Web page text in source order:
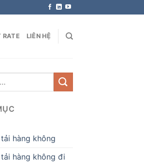
RATE LIÊN HỆ
hàng không
hàng không đi